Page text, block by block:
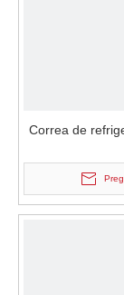
Correa de
PVC de alta